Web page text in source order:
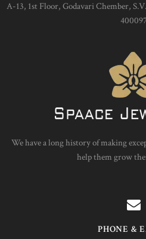
A-13, 1st Floor, Godavari Chember,
We have a long history of making
help them grow
PHONE &